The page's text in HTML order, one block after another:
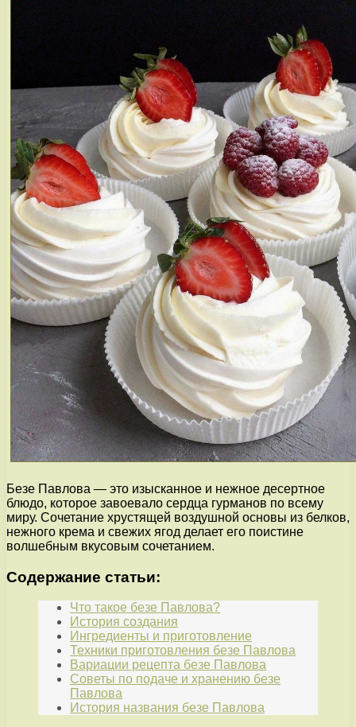
Безе Павлова — это изысканное и нежное десертное
блюдо, которое завоевало сердца гурманов по всему
миру. Сочетание хрустящей воздушной основы из белков,
нежного крема и свежих ягод делает его поистине
волшебным вкусовым сочетанием.
Содержание статьи:
Что такое безе Павлова?
История создания
Ингредиенты и приготовление
Техники приготовления безе Павлова
Вариации рецепта безе Павлова
Советы по подаче и хранению безе
Павлова
История названия безе Павлова